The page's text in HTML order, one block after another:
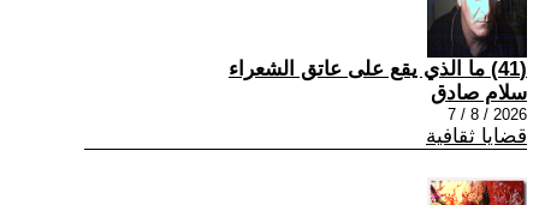
(41) ما الذي يقع على عاتق الشعراء
سلام صادق
2026 / 8 / 7
قضايا ثقافية